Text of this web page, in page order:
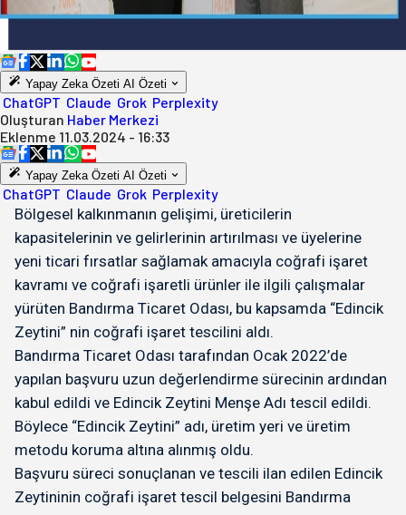
Yapay Zeka Özeti AI Özeti
ChatGPT Claude Grok Perplexity
Oluşturan Haber Merkezi
Eklenme 11.03.2024 - 16:33
Yapay Zeka Özeti AI Özeti
ChatGPT Claude Grok Perplexity
Bölgesel kalkınmanın gelişimi, üreticilerin
kapasitelerinin ve gelirlerinin artırılması ve üyelerine
yeni ticari fırsatlar sağlamak amacıyla coğrafi işaret
kavramı ve coğrafi işaretli ürünler ile ilgili çalışmalar
yürüten Bandırma Ticaret Odası, bu kapsamda “Edincik
Zeytini” nin coğrafi işaret tescilini aldı.
Bandırma Ticaret Odası tarafından Ocak 2022’de
yapılan başvuru uzun değerlendirme sürecinin ardından
kabul edildi ve Edincik Zeytini Menşe Adı tescil edildi.
Böylece “Edincik Zeytini” adı, üretim yeri ve üretim
metodu koruma altına alınmış oldu.
Başvuru süreci sonuçlanan ve tescili ilan edilen Edincik
Zeytininin coğrafi işaret tescil belgesini Bandırma